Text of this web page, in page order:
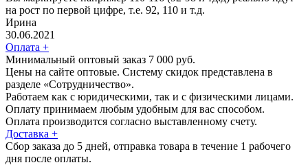
на рост по первой цифре, т.е. 92, 110 и т.д.
Ирина
30.06.2021
Оплата +
Минимальный оптовый заказ 7 000 руб.
Цены на сайте оптовые. Систему скидок представлена в
разделе «Сотрудничество».
Работаем как с юридическими, так и с физическими лицами.
Оплату принимаем любым удобным для вас способом.
Оплата производится согласно выставленному счету.
Доставка +
Сбор заказа до 5 дней, отправка товара в течение 1 рабочего
дня после оплаты.